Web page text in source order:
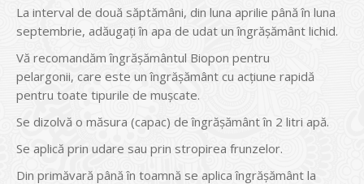
La interval de două săptămâni, din luna aprilie până în luna
septembrie, adăugați în apa de udat un îngrășământ lichid.
Vă recomandăm îngrășământul Biopon pentru
pelargonii, care este un îngrășământ cu acțiune rapidă
pentru toate tipurile de mușcate.
Se dizolvă o măsura (capac) de îngrășământ în 2 litri apă.
Se aplică prin udare sau prin stropirea frunzelor.
Din primăvară până în toamnă se aplica îngrășământ la